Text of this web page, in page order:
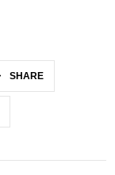
SHARE